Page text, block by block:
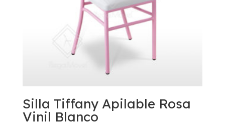
Silla Tiffany Apilable Rosa
Vinil Blanco